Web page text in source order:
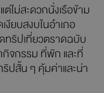
ไม่สะดวกนั่งเรือข้าม
งียบสงบในอำเภอ
ทริปเที่ยวตราดฉบับ
จกรรม ที่พัก และที่
ริปสั้น ๆ คุ้มค่าและน่า